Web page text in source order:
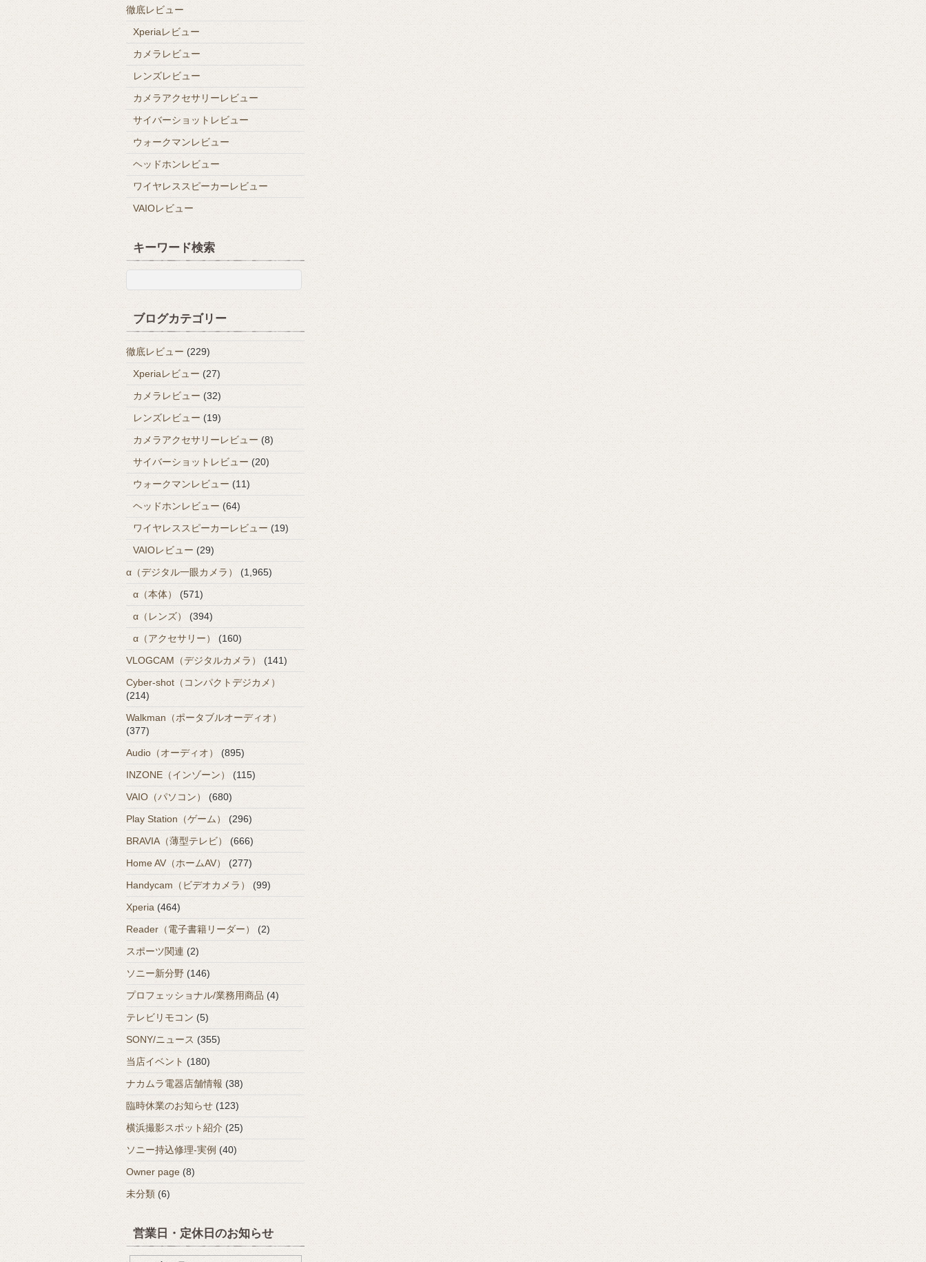
徹底レビュー
Xperiaレビュー
カメラレビュー
レンズレビュー
カメラアクセサリーレビュー
サイバーショットレビュー
ウォークマンレビュー
ヘッドホンレビュー
ワイヤレススピーカーレビュー
VAIOレビュー
キーワード検索
ブログカテゴリー
徹底レビュー (229)
Xperiaレビュー(27)
カメラレビュー (32)
レンズレビュー (19)
カメラアクセサリーレビュー (8)
サイバーショットレビュー (20)
ウォークマンレビュー (11)
ヘッドホンレビュー (64)
ワイヤレススピーカーレビュー (19)
VAIOレビュー (29)
α（デジタル一眼カメラ）
(1,965)
α（本体）
(571)
α（レンズ）
(394)
α（アクセサリー）
(160)
VLOGCAM（デジタルカメラ）
(141)
Cyber-shot（コンパクトデジカメ）
(214)
Walkman（ポータブルオーディオ）
(377)
Audio（オーディオ）
(895)
INZONE（インゾーン）
(115)
VAIO（パソコン）
(680)
Play Station（ゲーム）
(296)
BRAVIA（薄型テレビ）
(666)
Home AV（ホームAV）
(277)
Handycam（ビデオカメラ）
(99)
Xperia (464)
Reader（電子書籍リーダー）
(2)
スポーツ関連 (2)
ソニー新分野 (146)
プロフェッショナル/業務用商品 (4)
テレビリモコン (5)
SONY/ニュース (355)
当店イベント (180)
ナカムラ電器店舗情報 (38)
臨時休業のお知らせ (123)
横浜撮影スポット紹介 (25)
ソニー持込修理-実例 (40)
Owner page (8)
未分類 (6)
営業日・定休日のお知らせ